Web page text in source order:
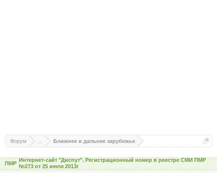
Форум Ближнее и дальнее зарубежье
ПМР
Интернет-сайт "Диспут". Регистрационный номер в реестре СМИ ПМР
№273 от 25 июля 2013г